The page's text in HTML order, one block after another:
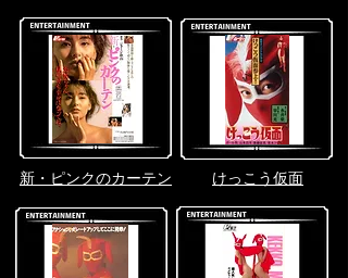
新・ピンクのカーテン けっこう仮面